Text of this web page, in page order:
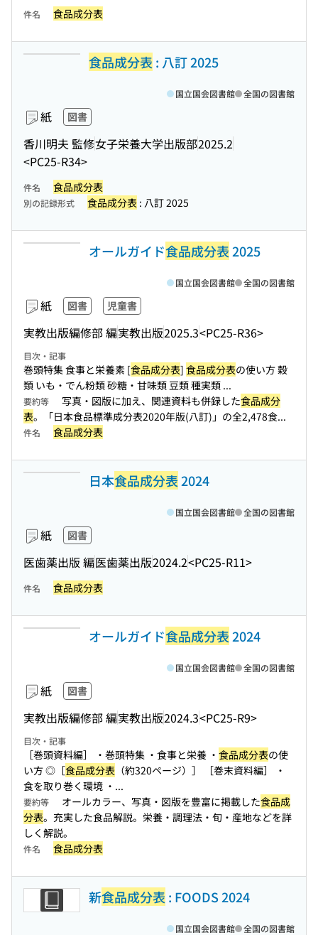
件名 食品成分表
食品成分表 : 八訂 2025
紙 図書
香川明夫 監修女子栄養大学出版部2025.2
<PC25-R34>
国立国会図書館 全国の図書館
件名 食品成分表
別の記録形式 食品成分表 : 八訂 2025
オールガイド食品成分表2025
紙 図書 児童書
実教出版編修部 編実教出版2025.3<PC25-R36>
国立国会図書館 全国の図書館
目次・記事
巻頭特集 食事と栄養素 [食品成分表] 食品成分表の使い方 穀
類 いも・でん粉類 砂糖・甘味類 豆類 種実類 ...
要約等 写真・図版に加え、関連資料も併録した食品成分
表。「日本食品標準成分表2020年版(八訂)」の全2,478食...
件名 食品成分表
日本食品成分表2024
紙 図書
医歯薬出版 編医歯薬出版2024.2<PC25-R11>
国立国会図書館 全国の図書館
件名 食品成分表
オールガイド食品成分表2024
紙 図書
実教出版編修部 編実教出版2024.3<PC25-R9>
国立国会図書館 全国の図書館
目次・記事
［巻頭資料編］ ・巻頭特集 ・食事と栄養 ・ 食品成分表の使
い方 ◎［食品成分表 （約320ページ）］ ［巻末資料編］ ・
食を取り巻く環境 ・...
要約等 オールカラー、写真・図版を豊富に掲載した食品成
分表。充実した食品解説。栄養・調理法・旬・産地などを詳
しく解説。
件名 食品成分表
新食品成分表 : FOODS 2024
国立国会図書館 全国の図書館